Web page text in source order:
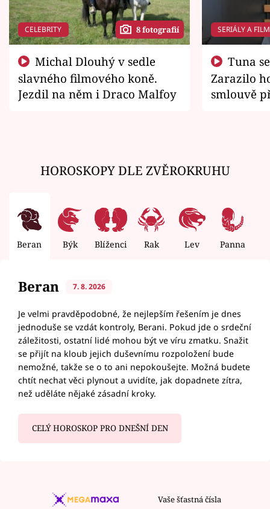
CELEBRITY 8 fotografií
slavného filmového koně.
Jezdil na něm i Draco Malfoy
SERIÁLY A
Zarazilo
smlouvě
HOROSKOPY DLE ZVĚROKRUHU
Beran Býk Blíženci Rak Lev Panna
Beran 7. 8. 2026
Je velmi pravděpodobné, že nejlepším řešením je dnes
jednoduše se vzdát kontroly, Berani. Pokud jde o srdeční
záležitosti, ostatní lidé mohou být ve víru zmatku. Snažit
se přijít na kloub jejich duševnímu rozpoložení bude
nemožné, takže se o to ani nepokoušejte. Možná budete
chtít nechat věci plynout a uvidíte, jak dopadnete zítra,
než uděláte nějaké zásadní kroky.
CELÝ HOROSKOP PRO DNEŠNÍ DEN
Vaše šťastná čísla